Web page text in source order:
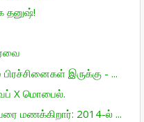
தனுஷ்!
இருக்கு - ...
X மொபைல்.
மணக்கிறார்: 2014-ல் ...